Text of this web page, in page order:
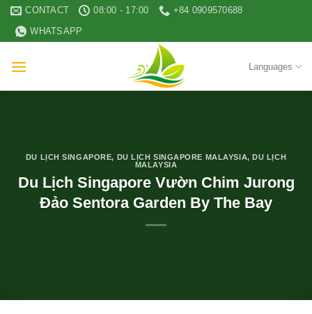
Skip
content
CONTACT 08:00 - 17:00
+84 0909570688
WHATSAPP
Languages
DU LỊCH SINGAPORE, DU LỊCH SINGAPORE MALAYSIA,DU LỊCH
MALAYSIA
Du Lịch Singapore Vườn Chim Jurong
Đảo Sentora Garden By The Bay